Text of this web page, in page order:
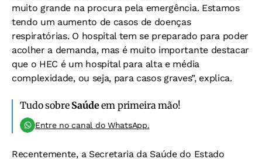
muito grande na procura pela emergência. Estamos
tendo um aumento de casos de doenças
respiratórias. O hospital tem se preparado para poder
acolher a demanda, mas é muito importante destacar
que o HEC é um hospital para alta e média
complexidade, ou seja, para casos graves”, explica.
Tudo sobre Saúdeem primeira mão!
Entre no canal do WhatsApp.
Recentemente, a Secretaria da Saúde do Estado